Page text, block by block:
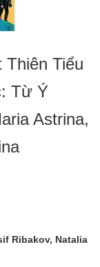
Thiên Tiểu
Từ Ý
Astrina,
Ribakov, Natalia